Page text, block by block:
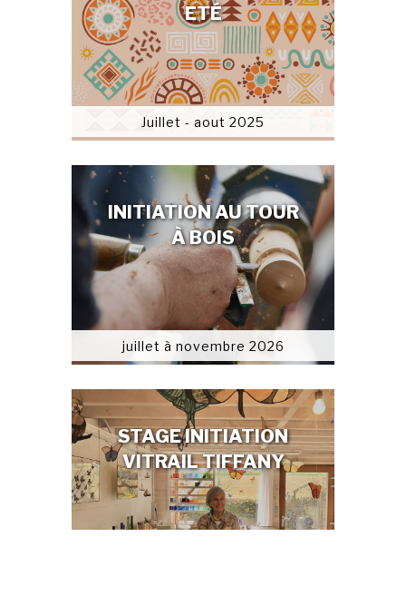
ETÉ
Juillet - aout 2025
INITIATION AU TOUR
À BOIS
juillet à novembre 2026
STAGE INITIATION
VITRAIL TIFFANY